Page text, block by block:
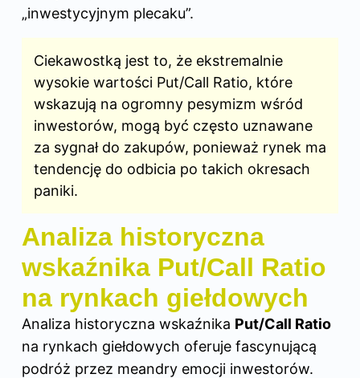
„inwestycyjnym plecaku”.
Ciekawostką jest to, że ekstremalnie
wysokie wartości Put/Call Ratio, które
wskazują na ogromny pesymizm wśród
inwestorów, mogą być często uznawane
za sygnał do zakupów, ponieważ rynek ma
tendencję do odbicia po takich okresach
paniki.
Analiza historyczna
wskaźnika Put/Call Ratio
na rynkach giełdowych
Analiza historyczna wskaźnika Put/Call Ratio
na rynkach giełdowych oferuje fascynującą
podróż przez meandry emocji inwestorów.